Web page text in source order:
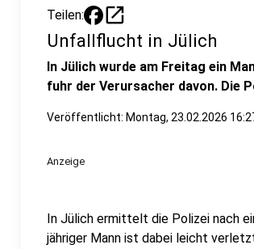
Teilen: open_in_new
Unfallflucht in Jülich
In Jülich wurde am Freitag ein
fuhr der Verursacher davon. Die
Veröffentlicht: Montag, 23.02.2026
Anzeige
In Jülich ermittelt die Polizei nach
jähriger Mann ist dabei leicht